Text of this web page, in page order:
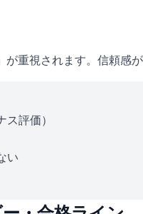
重視されます。信頼感
評価）
い